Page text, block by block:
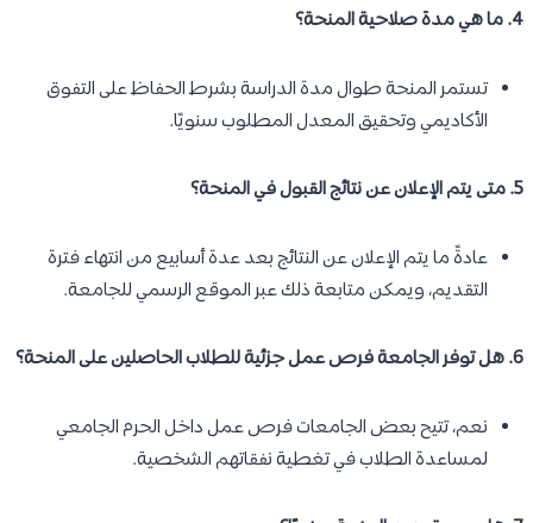
4. ما هي مدة صلاحية المنحة؟
تستمر المنحة طوال مدة الدراسة بشرط الحفاظ على التفوق
الأكاديمي وتحقيق المعدل المطلوب سنويًا.
5. متى يتم الإعلان عن نتائج القبول في المنحة؟
عادةً ما يتم الإعلان عن النتائج بعد عدة أسابيع من انتهاء فترة
التقديم، ويمكن متابعة ذلك عبر الموقع الرسمي للجامعة.
6. هل توفر الجامعة فرص عمل جزئية للطلاب الحاصلين على المنحة؟
نعم، تتيح بعض الجامعات فرص عمل داخل الحرم الجامعي
لمساعدة الطلاب في تغطية نفقاتهم الشخصية.